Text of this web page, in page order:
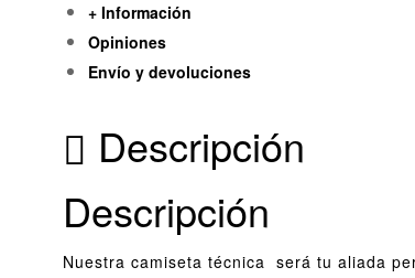
+ Información
Opiniones
Envío y devoluciones
Descripción
Descripción
Nuestra camiseta técnica será tu aliada